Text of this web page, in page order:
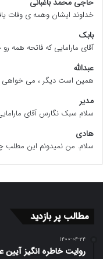
«مسخ»، داستان یک
هیولا بودن خود، نه
گرگور، نه قربانی یک
فرآیند ساختن سوژه‌ای
ترجمه باشد.
اگر چنین نباشی،
نفهمند، دیگر نیستی.
محمد توانگری, [۱۱/۱۵/۲۰۲۵ ۱۱:۵۷ PM] سلام لطیف عزیز
منتشر کنی هم نشریه
خداوند ایشان وهمه ی وفات
بابک
آقای مارامایی که فاتحه همه
عبدالله
همین است دیگر ، می خواهی
مدیر
سلام سبک نگارس آقای
هادی
سلام. من نمیدونم این مطلب
مطالب پر بازدید
۱۴۰۰-۰۴-۲۴
روایت خاطره انگیز آیین